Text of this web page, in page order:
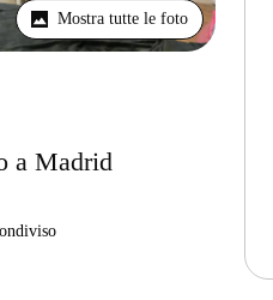
Mostra tutte le foto
a Madrid